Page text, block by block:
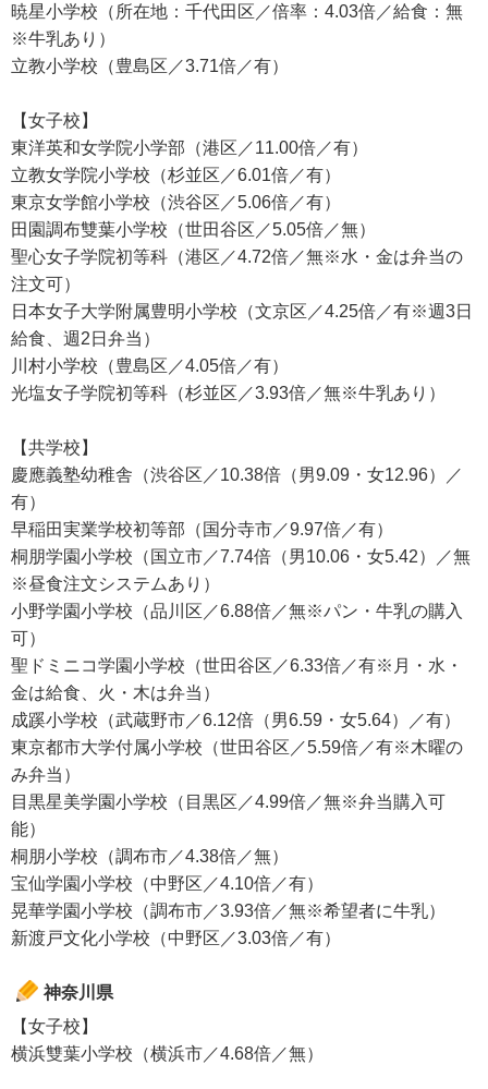
暁星小学校（所在地：千代田区／倍率：4.03倍／給食：無
※牛乳あり）
立教小学校（豊島区／3.71倍／有）
【女子校】
東洋英和女学院小学部（港区／11.00倍／有）
立教女学院小学校（杉並区／6.01倍／有）
東京女学館小学校（渋谷区／5.06倍／有）
田園調布雙葉小学校（世田谷区／5.05倍／無）
聖心女子学院初等科（港区／4.72倍／無※水・金は弁当の
注文可）
日本女子大学附属豊明小学校（文京区／4.25倍／有※週3日
給食、週2日弁当）
川村小学校（豊島区／4.05倍／有）
光塩女子学院初等科（杉並区／3.93倍／無※牛乳あり）
【共学校】
慶應義塾幼稚舎（渋谷区／10.38倍（男9.09・女12.96）／
有）
早稲田実業学校初等部（国分寺市／9.97倍／有）
桐朋学園小学校（国立市／7.74倍（男10.06・女5.42）／無
※昼食注文システムあり）
小野学園小学校（品川区／6.88倍／無※パン・牛乳の購入
可）
聖ドミニコ学園小学校（世田谷区／6.33倍／有※月・水・
金は給食、火・木は弁当）
成蹊小学校（武蔵野市／6.12倍（男6.59・女5.64）／有）
東京都市大学付属小学校（世田谷区／5.59倍／有※木曜の
み弁当）
目黒星美学園小学校（目黒区／4.99倍／無※弁当購入可
能）
桐朋小学校（調布市／4.38倍／無）
宝仙学園小学校（中野区／4.10倍／有）
晃華学園小学校（調布市／3.93倍／無※希望者に牛乳）
新渡戸文化小学校（中野区／3.03倍／有）
神奈川県
【女子校】
横浜雙葉小学校（横浜市／4.68倍／無）